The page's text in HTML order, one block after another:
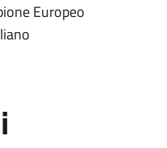
Europeo